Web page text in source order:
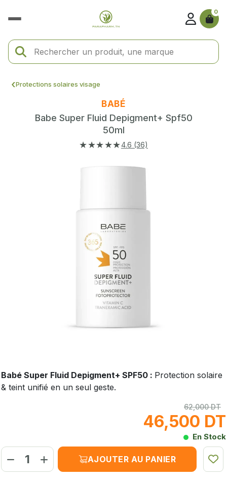
0
Protections solaires visage
BABÉ
Babe Super Fluid Depigment+ Spf50
50ml
★★★★★4.6 (36)
Babé Super Fluid Depigment+ SPF50 : Protection solaire
& teint unifié en un seul geste.
62,000 DT
46,500 DT
En Stock
AJOUTER AU PANIER